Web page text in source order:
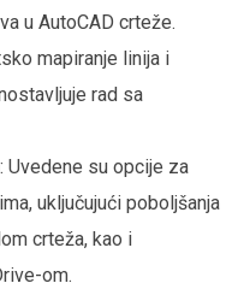
u AutoCAD crteže.
mapiranje linija i
rad sa
: Uvedene su opcije za
uključujući poboljšanja
crteža, kao i
om.